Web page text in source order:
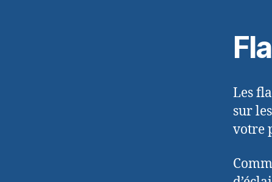
Les
sur
votre